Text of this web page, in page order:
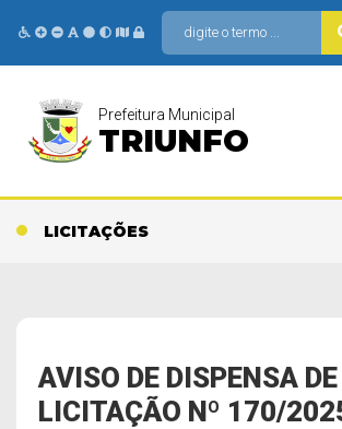
Prefeitura Municipal
TRIUNFO
LICITAÇÕES
AVISO DE DISPENSA DE
LICITAÇÃO Nº 170/